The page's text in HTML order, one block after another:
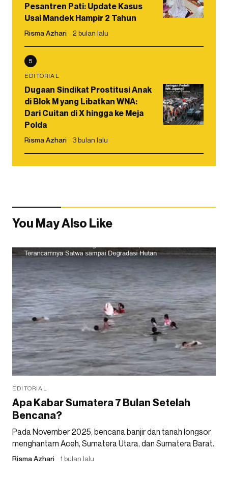
Pesantren Pati: Update Kasus
Usai Mandek Hampir 2 Tahun
Risma Azhari 2 bulan lalu
5
EDITORIAL
Dugaan Sindikat Prostitusi Anak
di Blok M yang Libatkan WNA:
Dari Cuitan di X hingga ke Meja
Polda
Risma Azhari 3 bulan lalu
You May Also Like
EDITORIAL
Apa Kabar Sumatera 7 Bulan Setelah
Bencana?
Pada November 2025, bencana banjir dan tanah longsor
menghantam Aceh, Sumatera Utara, dan Sumatera Barat.
Risma Azhari 1 bulan lalu